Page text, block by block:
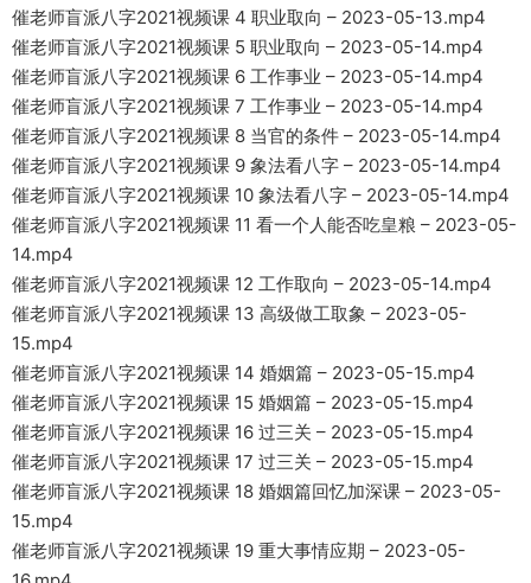
催老师盲派八字2021视频课 4 职业取向 – 2023-05-13.mp4
催老师盲派八字2021视频课 5 职业取向 – 2023-05-14.mp4
催老师盲派八字2021视频课 6 工作事业 – 2023-05-14.mp4
催老师盲派八字2021视频课 7 工作事业 – 2023-05-14.mp4
催老师盲派八字2021视频课 8 当官的条件 – 2023-05-14.mp4
催老师盲派八字2021视频课 9 象法看八字 – 2023-05-14.mp4
催老师盲派八字2021视频课 10 象法看八字 – 2023-05-14.mp4
催老师盲派八字2021视频课 11 看一个人能否吃皇粮 – 2023-05-
14.mp4
催老师盲派八字2021视频课 12 工作取向 – 2023-05-14.mp4
催老师盲派八字2021视频课 13 高级做工取象 – 2023-05-
15.mp4
催老师盲派八字2021视频课 14 婚姻篇 – 2023-05-15.mp4
催老师盲派八字2021视频课 15 婚姻篇 – 2023-05-15.mp4
催老师盲派八字2021视频课 16 过三关 – 2023-05-15.mp4
催老师盲派八字2021视频课 17 过三关 – 2023-05-15.mp4
催老师盲派八字2021视频课 18 婚姻篇回忆加深课 – 2023-05-
15.mp4
催老师盲派八字2021视频课 19 重大事情应期 – 2023-05-